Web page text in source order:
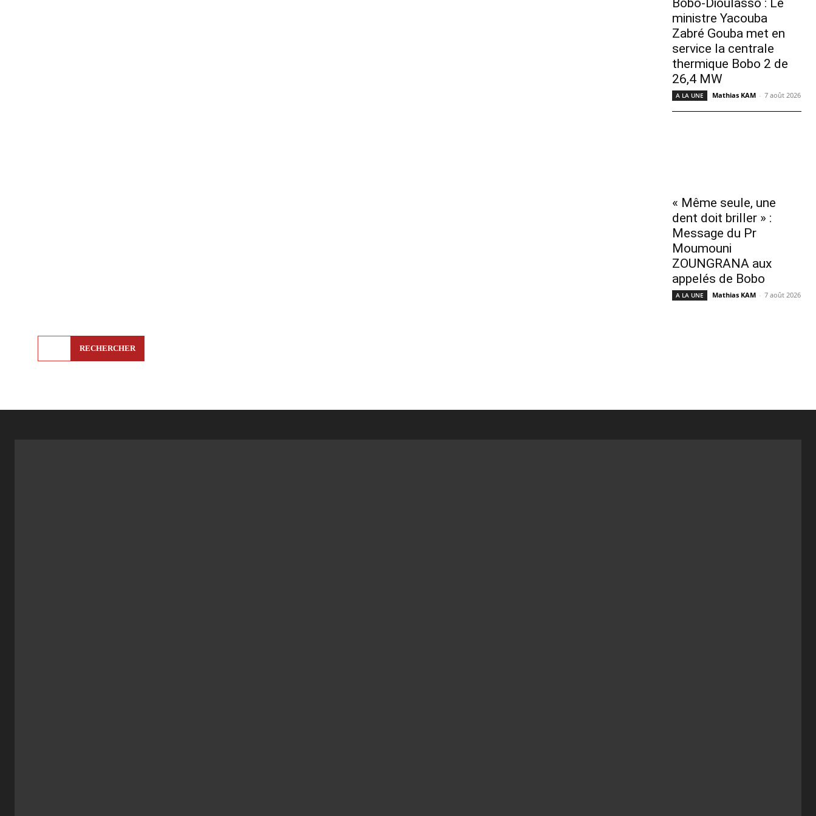
RECHERCHER
Bobo-Dioulasso : Le
ministre Yacouba
Zabré Gouba met en
service la centrale
thermique Bobo 2 de
26,4 MW
A LA UNE Mathias KAM - 7 août 2026
« Même seule, une
dent doit briller » :
Message du Pr
Moumouni
ZOUNGRANA aux
appelés de Bobo
A LA UNE Mathias KAM - 7 août 2026